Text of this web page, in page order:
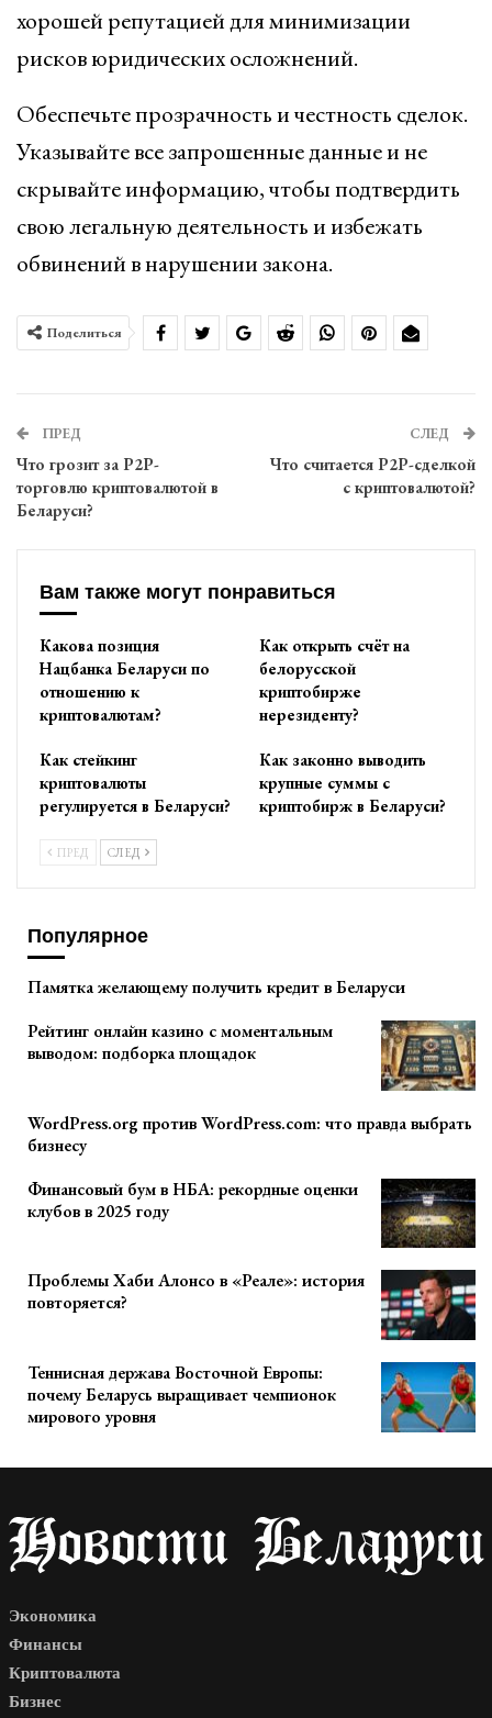
хорошей репутацией для минимизации
рисков юридических осложнений.
Обеспечьте прозрачность и честность сделок.
Указывайте все запрошенные данные и не
скрывайте информацию, чтобы подтвердить
свою легальную деятельность и избежать
обвинений в нарушении закона.
Поделиться
ПРЕД
Что грозит за P2P-
торговлю криптовалютой в
Беларуси?
СЛЕД
Что считается P2P-сделкой
с криптовалютой?
Вам также могут понравиться
Какова позиция
Нацбанка Беларуси по
отношению к
криптовалютам?
Как открыть счёт на
белорусской
криптобирже
нерезиденту?
Как стейкинг
криптовалюты
регулируется в Беларуси?
Как законно выводить
крупные суммы с
криптобирж в Беларуси?
ПРЕД СЛЕД
Популярное
Памятка желающему получить кредит в Беларуси
Рейтинг онлайн казино с моментальным
выводом: подборка площадок
WordPress.org против WordPress.com: что правда выбрать
бизнесу
Финансовый бум в НБА: рекордные оценки
клубов в 2025 году
Проблемы Хаби Алонсо в «Реале»: история
повторяется?
Теннисная держава Восточной Европы:
почему Беларусь выращивает чемпионок
мирового уровня
Экономика
Финансы
Криптовалюта
Бизнес